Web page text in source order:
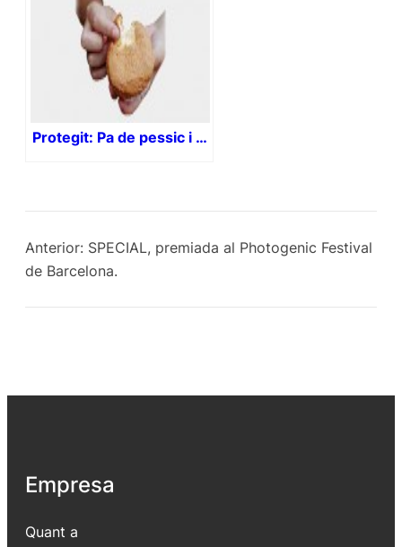
Protegit: Pa de pessic i …
Anterior: SPECIAL, premiada al Photogenic Festival
de Barcelona.
Empresa
Quant a